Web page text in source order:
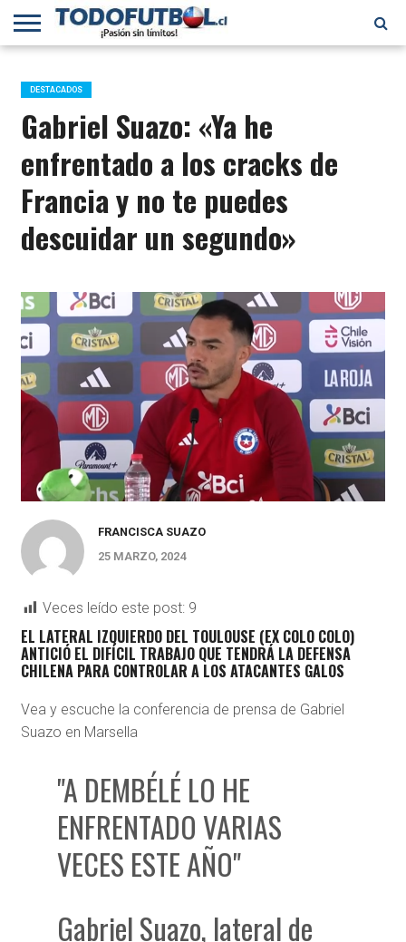
PRIMERA
B
SELECCIÓN
CHILENA
CHILENOS
EN EL
MUNDO
FÚTBOL
INTERNACIONAL
DESTACADOS
Gabriel Suazo: «Ya he
enfrentado a los cracks de
Francia y no te puedes
descuidar un segundo»
FRANCISCA SUAZO
25 MARZO, 2024
Veces leído este post: 9
EL LATERAL IZQUIERDO DEL TOULOUSE (EX COLO COLO)
ANTICIÓ EL DIFÍCIL TRABAJO QUE TENDRÁ LA DEFENSA
CHILENA PARA CONTROLAR A LOS ATACANTES GALOS
Vea y escuche la conferencia de prensa de Gabriel
Suazo en Marsella
"A DEMBÉLÉ LO HE
ENFRENTADO VARIAS
VECES ESTE AÑO"
Gabriel Suazo, lateral de